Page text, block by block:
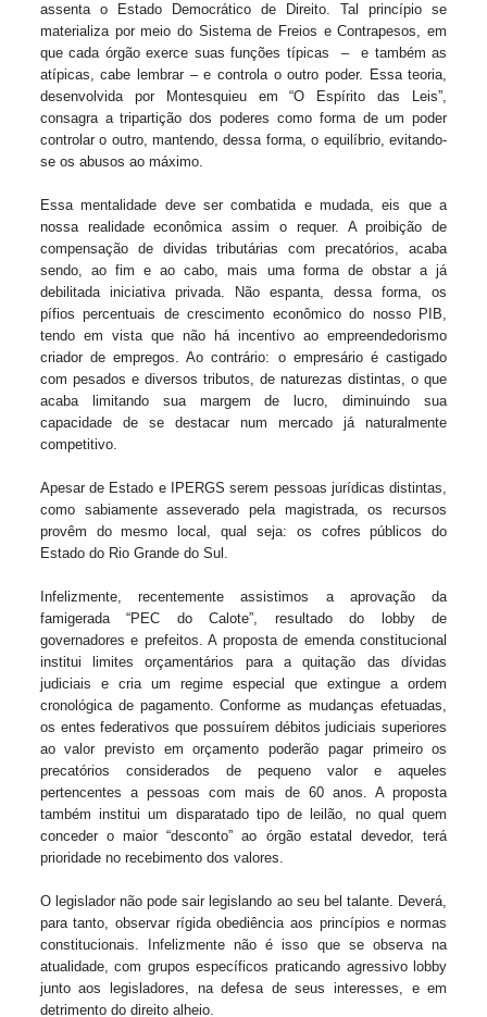
assenta o Estado Democrático de Direito. Tal princípio se
materializa por meio do Sistema de Freios e Contrapesos, em
que cada órgão exerce suas funções típicas
–
e também as
atípicas, cabe lembrar – e controla o outro poder. Essa teoria,
desenvolvida por Montesquieu em “O Espírito das Leis”,
consagra a tripartição dos poderes como forma de um poder
controlar o outro, mantendo, dessa forma, o equilíbrio, evitando-
se os abusos ao máximo.
Essa mentalidade deve ser combatida e mudada, eis que a
nossa realidade econômica assim o requer. A proibição de
compensação de dividas tributárias com precatórios, acaba
sendo, ao fim e ao cabo, mais uma forma de obstar a já
debilitada iniciativa privada. Não espanta, dessa forma, os
pífios percentuais de crescimento econômico do nosso PIB,
tendo em vista que não há incentivo ao empreendedorismo
criador de empregos. Ao contrário: o empresário é castigado
com pesados e diversos tributos, de naturezas distintas, o que
acaba limitando sua margem de lucro, diminuindo sua
capacidade de se destacar num mercado já naturalmente
competitivo.
Apesar de Estado e IPERGS serem pessoas jurídicas distintas,
como sabiamente asseverado pela magistrada, os recursos
provêm do mesmo local, qual seja: os cofres públicos do
Estado do Rio Grande do Sul.
Infelizmente, recentemente assistimos a aprovação da
famigerada “PEC do Calote”, resultado do lobby de
governadores e prefeitos. A proposta de emenda constitucional
institui limites orçamentários para a quitação das dívidas
judiciais e cria um regime especial que extingue a ordem
cronológica de pagamento. Conforme as mudanças efetuadas,
os entes federativos que possuírem débitos judiciais superiores
ao valor previsto em orçamento poderão pagar primeiro os
precatórios considerados de pequeno valor e aqueles
pertencentes a pessoas com mais de 60 anos. A proposta
também institui um disparatado tipo de leilão, no qual quem
conceder o maior “desconto” ao órgão estatal devedor, terá
prioridade no recebimento dos valores.
O legislador não pode sair legislando ao seu bel talante. Deverá,
para tanto, observar rígida obediência aos princípios e normas
constitucionais. Infelizmente não é isso que se observa na
atualidade, com grupos específicos praticando agressivo lobby
junto aos legisladores, na defesa de seus interesses, e em
detrimento do direito alheio.